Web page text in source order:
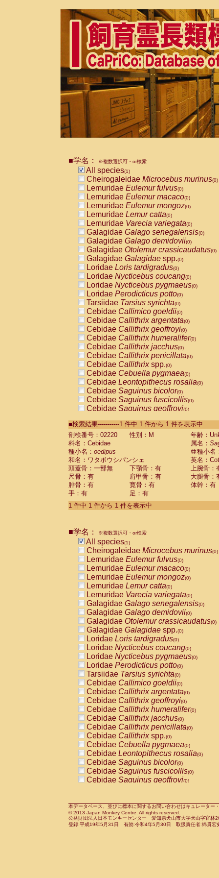
■学名： ※複数選択可・or検索
All species(1)
Cheirogaleidae Microcebus murinus(0)
Lemuridae Eulemur fulvus(0)
Lemuridae Eulemur macaco(0)
Lemuridae Eulemur mongoz(0)
Lemuridae Lemur catta(0)
Lemuridae Varecia variegata(0)
Galagidae Galago senegalensis(0)
Galagidae Galago demidovii(0)
Galagidae Otolemur crassicaudatus(0)
Galagidae Galagidae spp.(0)
Loridae Loris tardigradus(0)
Loridae Nycticebus coucang(0)
Loridae Nycticebus pygmaeus(0)
Loridae Perodicticus potto(0)
Tarsiidae Tarsius syrichta(0)
Cebidae Callimico goeldii(0)
Cebidae Callithrix argentata(0)
Cebidae Callithrix geoffroyi(0)
Cebidae Callithrix humeralifer(0)
Cebidae Callithrix jacchus(0)
Cebidae Callithrix penicillata(0)
Cebidae Callithrixspp.(0)
Cebidae Cebuella pygmaea(0)
Cebidae Leontopithecus rosalia(0)
Cebidae Saguinus bicolor(0)
Cebidae Saguinus fuscicollis(0)
Cebidae Saguinus geoffroyi(0)
CebidaeSaguinus labiatus(0)
Cebidae Saguinus leucopus (0)
Cebidae
Cebidae
CebidaeSaguinus nigricollis (0)
Cebidae Saguinus oedipus
Cebidae Saguinus weddelli
Cebidae Saguinusspp.
Cebidae Aotus trivirgatus
Cebidae Cebus albifrons
CebidaeCebus nigrivittatus
CebidaeCebus
CebidaeSaimiri boliviensis(0)
CebidaeSaimiri sciureus(0)
AtelidaeAlouatta caraya(0)
AtelidaeAlouatta fusca(0)
AtelidaeAlouatta seniculus
AtelidaeAlouattaspp.(0)
AtelidaeAteles belzebuth(0)
AtelidaeAteles geoffroyi(0)
AtelidaeAteles paniscus(0)
AtelidaeAtelesspp.(0)
Atelidae Lagothrix lagothricha
AtelidaeLagothrix lagothricha cana
PitheciidaeCacajao calvus
PitheciidaeCallicebus cupreus
PitheciidaeCallicebus donacophilus
PitheciidaeCallicebus moloch
PitheciidaeCallicebus torquatus
PitheciidaeCallicebusspp.(0)
PitheciidaeChiropotes satanas(0)
PitheciidaePithecia monachus
PitheciidaePithecia pithecia(0)
CercopithecidaeCercocebus agilis
CercopithecidaeCercocebus
CercopithecidaeCercocebus
CercopithecidaeCercocebus
CercopithecidaeCercocebus
CercopithecidaeCercocebushybrid
CercopithecidaePapio anubis(0)
CercopithecidaePapio cynocephalus
CercopithecidaePapio hamadryas(0)
■検索結果-----------1 件中 1 件から 1 件を表示中
剖検番号：02220
性別：M
年齢：
科名：Cebidae
属名：
種小名： oedipus
亜種小名
和名：ワタボウシパンシェ
英名：
頭蓋骨：一部無
下顎骨：有
上腕骨：
尺骨：有
肩甲骨：有
大腿骨：
腓骨：有
寛骨：有
体幹：有
手：有
足：有
1 件中 1 件から 1 件を表示中
■学名： ※複数選択可・or検索
All species(1)
Cheirogaleidae Microcebus murinus(0)
Lemuridae Eulemur fulvus(0)
Lemuridae Eulemur macaco(0)
Lemuridae Eulemur mongoz(0)
Lemuridae Lemur catta(0)
Lemuridae Varecia variegata(0)
Galagidae Galago senegalensis(0)
Galagidae Galago demidovii(0)
Galagidae Otolemur crassicaudatus(0)
Galagidae Galagidae spp.(0)
Loridae Loris tardigradus(0)
Loridae Nycticebus coucang(0)
Loridae Nycticebus pygmaeus(0)
Loridae Perodicticus potto(0)
Tarsiidae Tarsius syrichta(0)
Cebidae Callimico goeldii(0)
Cebidae Callithrix argentata(0)
Cebidae Callithrix geoffroyi(0)
Cebidae Callithrix humeralifer(0)
Cebidae Callithrix jacchus(0)
Cebidae Callithrix penicillata(0)
Cebidae Callithrixspp.(0)
Cebidae Cebuella pygmaea(0)
Cebidae Leontopithecus rosalia(0)
Cebidae Saguinus bicolor(0)
Cebidae Saguinus fuscicollis(0)
Cebidae Saguinus geoffroyi(0)
CebidaeSaguinus leucopus(0)
CebidaeSaguinus midas(0)
Cebidae Saguinus mystax(0)
本データベース、並びに標本に関するお問い合わせはキュレータ
© 2013 Japan Monkey Centre. All rights reserved.
公益財団法人日本モンキーセンター 愛知県犬山市大字犬山字官
登録:平成19年5月31日 有効:令和4年5月30日 取扱責任者:綿貫宏